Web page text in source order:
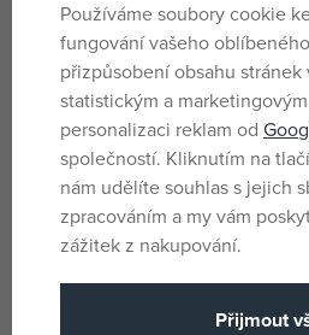
výška madla 50 cm
rozměry: 80,5 x 22 x 50 cm
věk: od 3 let
Parametry
Pohlaví
Používáme soubory cookie
fungování vašeho
přizpůsobení obsahu
statistickým a
personalizaci reklam od
společností. Kliknutím na
nám udělíte souhlas s jejich
zpracováním a my vám
zážitek z nakupování.
Přijmout